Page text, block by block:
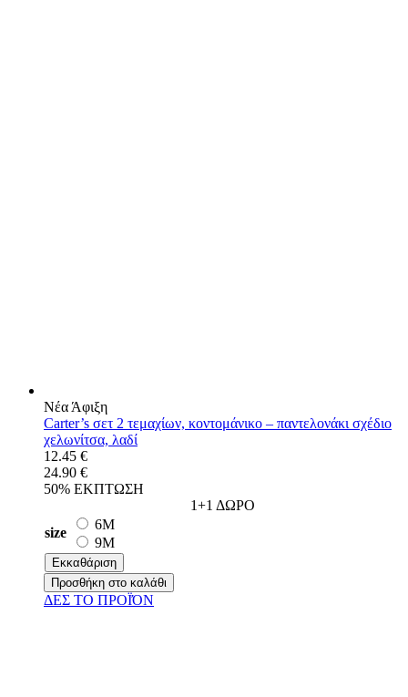
Νέα Άφιξη
Carter’s σετ 2 τεμαχίων, κοντομάνικο – παντελονάκι σχέδιο
χελωνίτσα, λαδί
12.45 €
24.90 €
50% ΕΚΠΤΩΣΗ
1+1 ΔΩΡΟ
size
6M
9M
Εκκαθάριση
Προσθήκη στο καλάθι
ΔΕΣ ΤO ΠΡΟΪΌΝ